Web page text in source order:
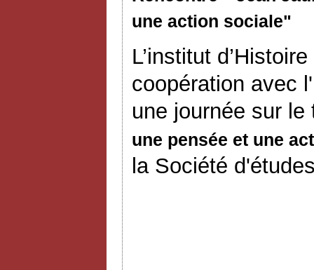
une action sociale"
L’institut
coopération avec
une journée sur le
une pensée et une
la Société